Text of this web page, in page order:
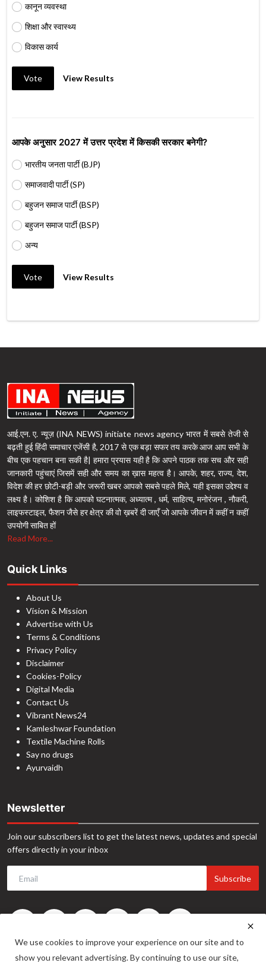
कानून व्यवस्था
शिक्षा और स्वास्थ्य
विकास कार्य
Vote View Results
आपके अनुसार 2027 में उत्तर प्रदेश में किसकी सरकार बनेगी?
भारतीय जनता पार्टी (BJP)
समाजवादी पार्टी (SP)
बहुजन समाज पार्टी (BSP)
बहुजन समाज पार्टी (BSP)
अन्य
Vote View Results
आई.एन. ए. न्यूज़ (INA NEWS) initiate news agency भारत में सबसे तेजी से
बढ़ती हुई हिंदी समाचार एजेंसी है, 2017 से एक बड़ा सफर तय करके आज आप सभी के
बीच एक पहचान बना सकी है| हमारा प्रयास यही है कि अपने पाठक तक सच और सही
जानकारी पहुंचाएं जिसमें सही और समय का ख़ास महत्व है। आपके, शहर, राज्य, देश,
विदेश की हर छोटी-बड़ी और जरूरी खबर आपको सबसे पहले मिले, यही इसका उद्देश्य व
लक्ष्य है। कोशिश है कि आपको घटनात्मक, अध्यात्म , धर्म, साहित्य, मनोरंजन , नौकरी,
लाइफस्टाइल, फैशन जैसे हर क्षेत्र की वो ख़बरें दी जाएँ जो आपके जीवन में कहीं न कहीं
उपयोगी साबित हों
Read More...
Quick Links
About Us
Vision & Mission
Advertise with Us
Terms & Conditions
Privacy Policy
Disclaimer
Cookies-Policy
Digital Media
Contact Us
Vibrant News24
Kamleshwar Foundation
Textile Machine Rolls
Say no drugs
Ayurvaidh
Newsletter
Join our subscribers list to get the latest news, updates and special
offers directly in your inbox
Subscribe
We use cookies to improve your experience on our site and to
show you relevant advertising. By continuing to use our site,